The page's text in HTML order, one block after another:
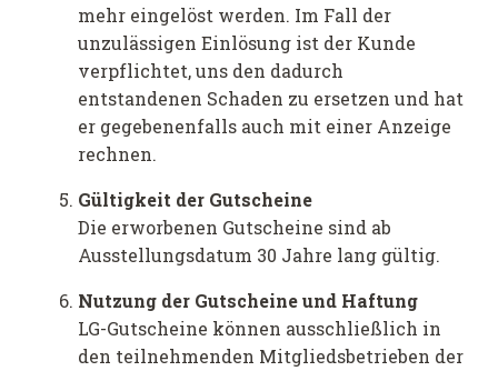
mehr eingelöst werden. Im Fall der
unzulässigen Einlösung ist der Kunde
verpflichtet, uns den dadurch
entstandenen Schaden zu ersetzen und hat
er gegebenenfalls auch mit einer Anzeige
rechnen.
Gültigkeit der Gutscheine
Die erworbenen Gutscheine sind ab
Ausstellungsdatum 30 Jahre lang gültig.
Nutzung der Gutscheine und Haftung
LG-Gutscheine können ausschließlich in
den teilnehmenden Mitgliedsbetrieben der